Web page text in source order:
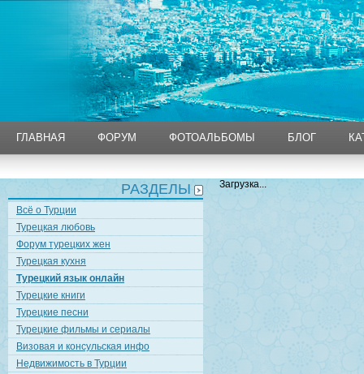
ГЛАВНАЯ ФОРУМ ФОТОАЛЬБОМЫ БЛОГ
РАЗДЕЛЫ
Всё о Турции
Турецкая любовь
Форум турецких жен
Турецкая кухня
Турецкий язык онлайн
Турецкие книги
Турецкие песни
Турецкие фильмы и сериалы
Визовая и консульская инфо
Недвижимость в Турции
Загрузка...